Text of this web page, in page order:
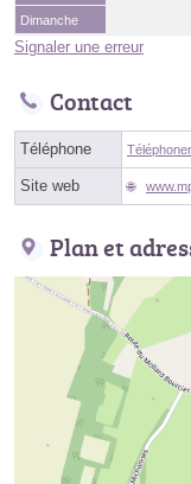
Dimanche
Signaler une erreur
Contact
Téléphone
Site web
Plan et